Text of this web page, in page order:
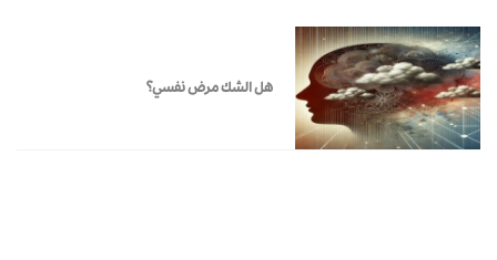
هل الشك مرض نفسي؟